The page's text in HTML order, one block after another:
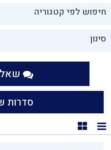
חיפוש לפי קטגוריה
סינון
סדרות
תצוגת רשימה
תצוגת קוביות